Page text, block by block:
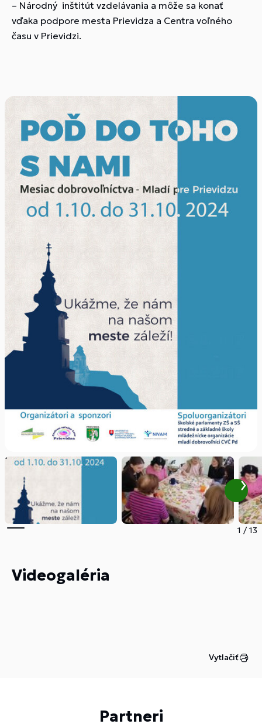
– Národný inštitút vzdelávania a môže sa konať
vďaka podpore mesta Prievidza a Centra voľného
času v Prievidzi.
1 /13
Videogaléria
Vytlačiť
Partneri